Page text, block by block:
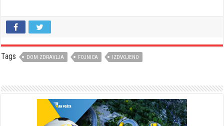
Tags DOM ZDRAVLJA FOJNICA IZDVOJENO